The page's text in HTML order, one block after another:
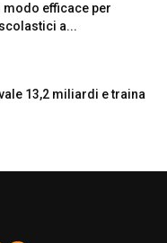
modo efficace per
a...
13,2 miliardi e traina